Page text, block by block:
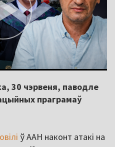
30 чэрвеня, паводле
праграмаў
ў ААН наконт атакі на